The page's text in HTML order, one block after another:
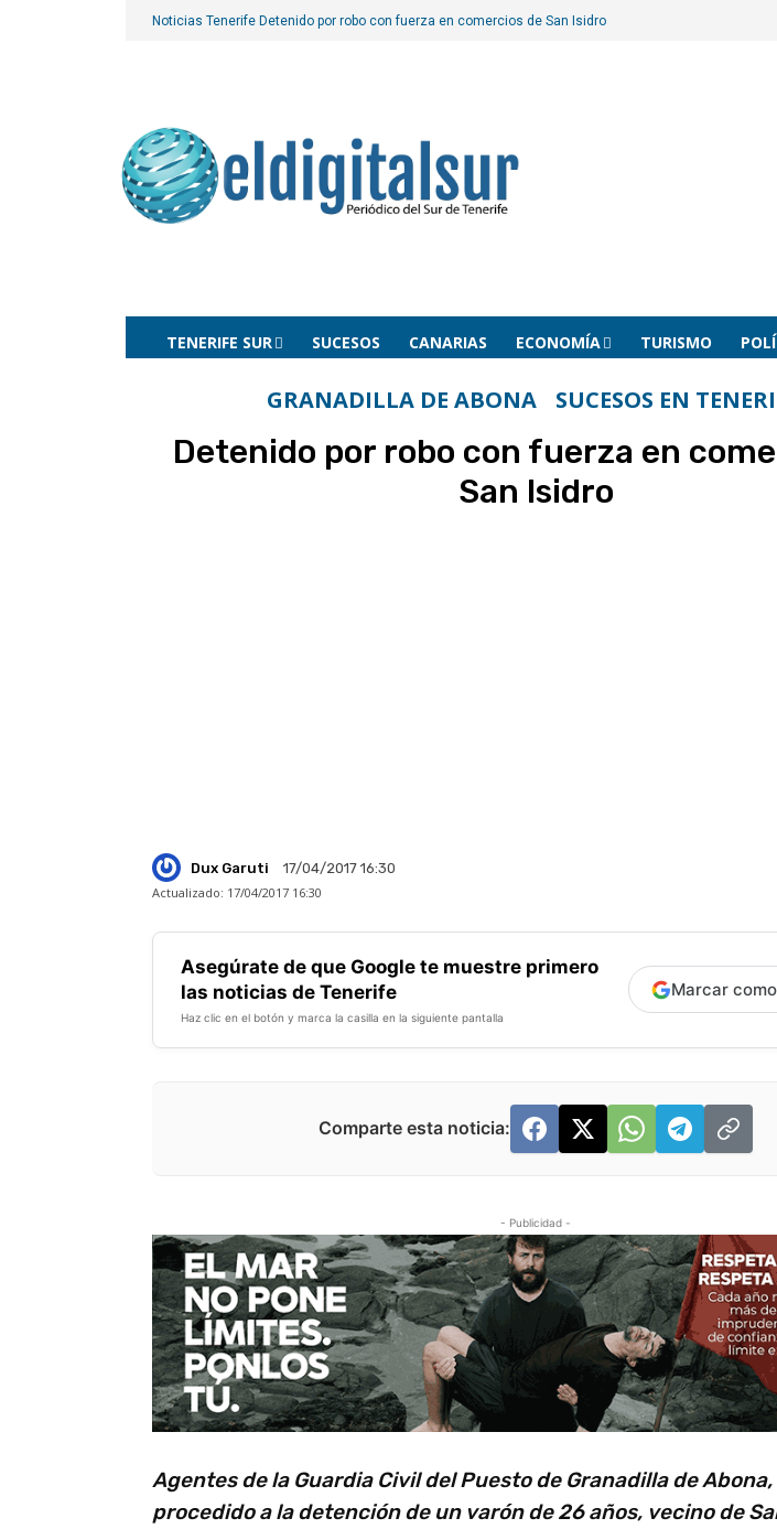
Noticias Tenerife Detenido por robo con fuerza en comercios de San Isidro
TENERIFE SUR SUCESOS CANARIAS ECONOMÍA TURISMO
GRANADILLA DE ABONA SUCESOS EN
Detenido por robo con fuerza en
San Isidro
Dux Garuti
17/04/2017 16:30
Actualizado: 17/04/2017 16:30
Asegúrate de que Google te muestre primero
las noticias de Tenerife
Haz clic en el botón y marca la casilla en la siguiente pantalla
Marcar
Comparte esta noticia:
- Publicidad -
Agentes de la Guardia Civil del Puesto de Granadilla de
procedido a la detención de un varón de 26 años, vecino de